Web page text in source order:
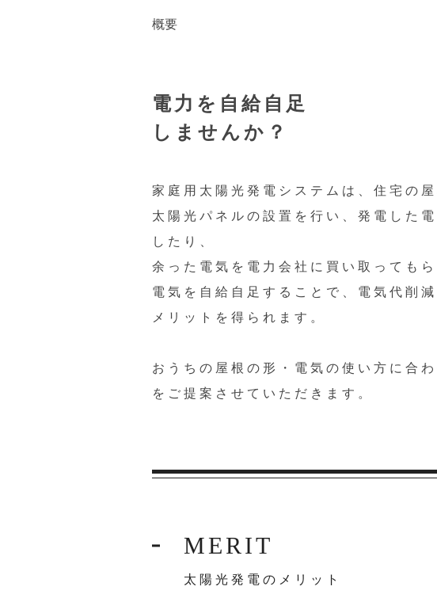
概要
電力を自給自足
しませんか？
家庭用太陽光発電システムは、住宅の
太陽光パネルの設置を行い、発電した
したり、
余った電気を電力会社に買い取っても
電気を自給自足することで、電気代削
メリットを得られます。
おうちの屋根の形・電気の使い方に合
をご提案させていただきます。
MERIT
太陽光発電のメリット